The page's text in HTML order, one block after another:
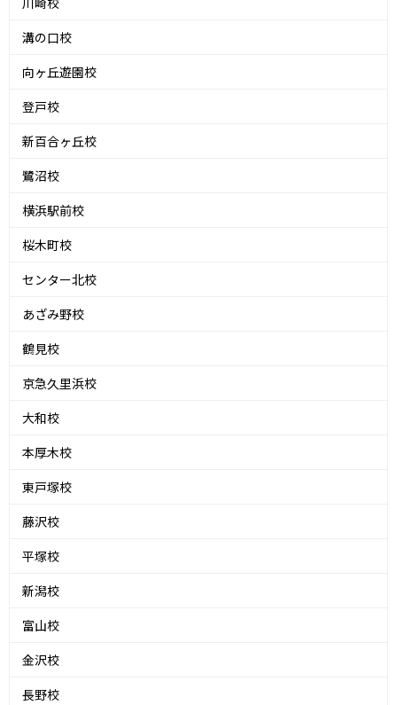
溝の口校
向ヶ丘遊園校
登戸校
新百合ヶ丘校
鷺沼校
横浜駅前校
桜木町校
センター北校
あざみ野校
鶴見校
京急久里浜校
大和校
本厚木校
東戸塚校
藤沢校
平塚校
新潟校
富山校
金沢校
長野校